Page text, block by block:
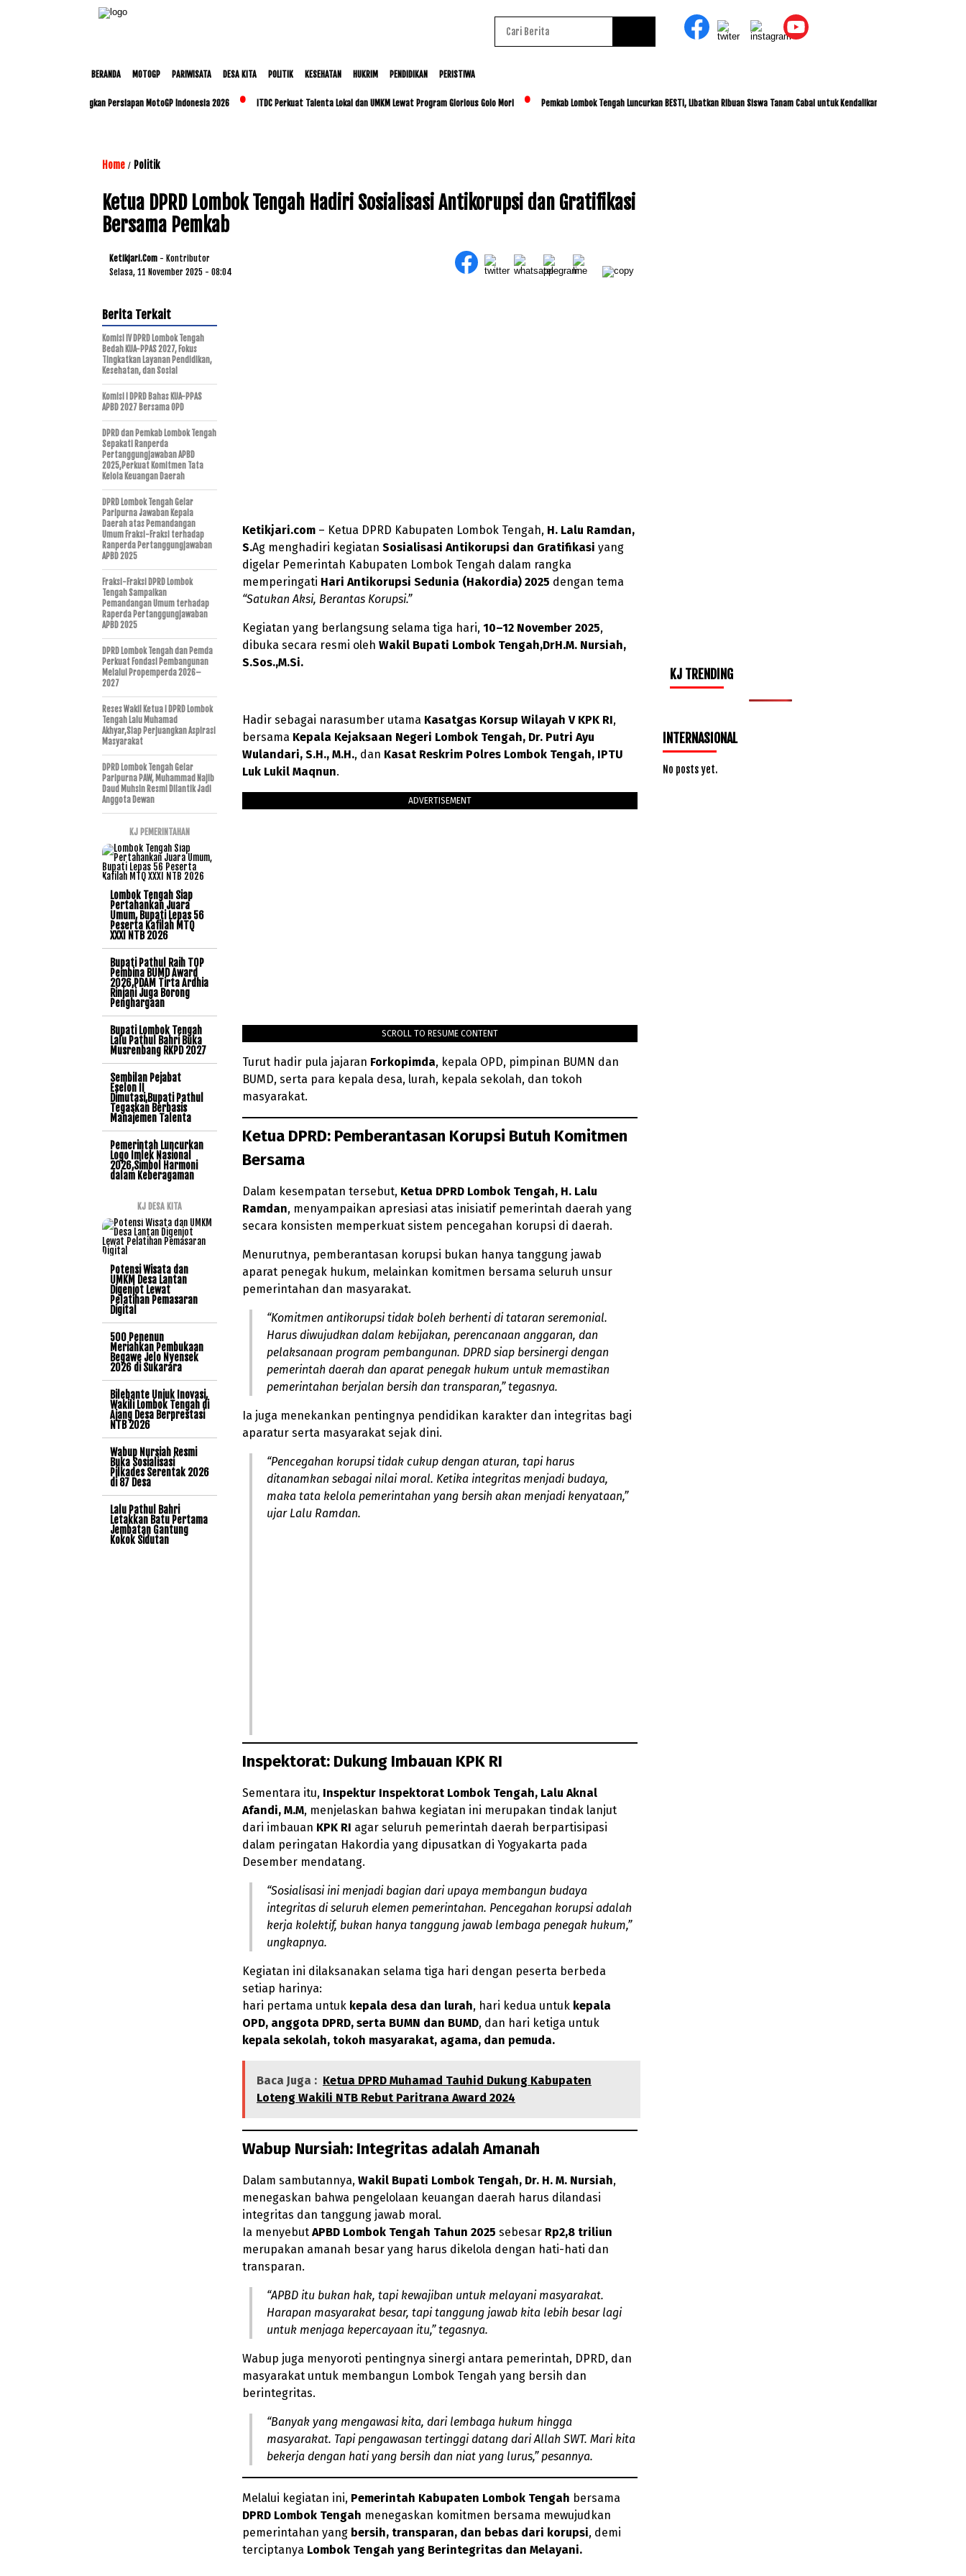
BERANDA MOTOGP PARIWISATA DESA KITA POLITIK KESEHATAN HUKRIM PENDIDIKAN PERISTIWA
NTB Matangkan Persiapan MotoGP Indonesia 2026 ITDC Perkuat Talenta Lokal dan UMKM Lewat Program Glorious Golo Mori Pemkab Lombok Tengah Luncurkan BESTI, Libatkan Ribuan Siswa Tanam Cabai untuk Kendalikan Inflasi
Home / Politik
Ketua DPRD Lombok Tengah Hadiri Sosialisasi Antikorupsi dan Gratifikasi
Bersama Pemkab
Ketikjari.com - Kontributor
Selasa, 11 November 2025 - 08:04
Ketikjari.com – Ketua DPRD Kabupaten Lombok Tengah, H. Lalu Ramdan,
S.Ag menghadiri kegiatan Sosialisasi Antikorupsi dan Gratifikasi yang
digelar Pemerintah Kabupaten Lombok Tengah dalam rangka
memperingati Hari Antikorupsi Sedunia (Hakordia) 2025 dengan tema
“Satukan Aksi, Berantas Korupsi.”
Kegiatan yang berlangsung selama tiga hari, 10–12 November 2025,
dibuka secara resmi oleh Wakil Bupati Lombok Tengah,DrH.M. Nursiah,
S.Sos.,M.Si.
Hadir sebagai narasumber utama Kasatgas Korsup Wilayah V KPK RI,
bersama Kepala Kejaksaan Negeri Lombok Tengah, Dr. Putri Ayu
Wulandari, S.H., M.H., dan Kasat Reskrim Polres Lombok Tengah, IPTU
Luk Lukil Maqnun.
ADVERTISEMENT
SCROLL TO RESUME CONTENT
Turut hadir pula jajaran Forkopimda, kepala OPD, pimpinan BUMN dan
BUMD, serta para kepala desa, lurah, kepala sekolah, dan tokoh
masyarakat.
Ketua DPRD: Pemberantasan Korupsi Butuh Komitmen
Bersama
Dalam kesempatan tersebut, Ketua DPRD Lombok Tengah, H. Lalu
Ramdan, menyampaikan apresiasi atas inisiatif pemerintah daerah yang
secara konsisten memperkuat sistem pencegahan korupsi di daerah.
Menurutnya, pemberantasan korupsi bukan hanya tanggung jawab
aparat penegak hukum, melainkan komitmen bersama seluruh unsur
pemerintahan dan masyarakat.
“Komitmen antikorupsi tidak boleh berhenti di tataran seremonial.
Harus diwujudkan dalam kebijakan, perencanaan anggaran, dan
pelaksanaan program pembangunan. DPRD siap bersinergi dengan
pemerintah daerah dan aparat penegak hukum untuk memastikan
pemerintahan berjalan bersih dan transparan,” tegasnya.
Ia juga menekankan pentingnya pendidikan karakter dan integritas bagi
aparatur serta masyarakat sejak dini.
“Pencegahan korupsi tidak cukup dengan aturan, tapi harus
ditanamkan sebagai nilai moral. Ketika integritas menjadi budaya,
maka tata kelola pemerintahan yang bersih akan menjadi kenyataan,”
ujar Lalu Ramdan.
Inspektorat: Dukung Imbauan KPK RI
Sementara itu, Inspektur Inspektorat Lombok Tengah, Lalu Aknal
Afandi, M.M, menjelaskan bahwa kegiatan ini merupakan tindak lanjut
dari imbauan KPK RI agar seluruh pemerintah daerah berpartisipasi
dalam peringatan Hakordia yang dipusatkan di Yogyakarta pada
Desember mendatang.
“Sosialisasi ini menjadi bagian dari upaya membangun budaya
integritas di seluruh elemen pemerintahan. Pencegahan korupsi adalah
kerja kolektif, bukan hanya tanggung jawab lembaga penegak hukum,”
ungkapnya.
Kegiatan ini dilaksanakan selama tiga hari dengan peserta berbeda
setiap harinya:
hari pertama untuk kepala desa dan lurah, hari kedua untuk kepala
OPD, anggota DPRD, serta BUMN dan BUMD, dan hari ketiga untuk
kepala sekolah, tokoh masyarakat, agama, dan pemuda.
Baca Juga : Ketua DPRD Muhamad Tauhid Dukung Kabupaten
Loteng Wakili NTB Rebut Paritrana Award 2024
Wabup Nursiah: Integritas adalah Amanah
Dalam sambutannya, Wakil Bupati Lombok Tengah, Dr. H. M. Nursiah,
menegaskan bahwa pengelolaan keuangan daerah harus dilandasi
integritas dan tanggung jawab moral.
Ia menyebut APBD Lombok Tengah Tahun 2025 sebesar Rp2,8 triliun
merupakan amanah besar yang harus dikelola dengan hati-hati dan
transparan.
“APBD itu bukan hak, tapi kewajiban untuk melayani masyarakat.
Harapan masyarakat besar, tapi tanggung jawab kita lebih besar lagi
untuk menjaga kepercayaan itu,” tegasnya.
Wabup juga menyoroti pentingnya sinergi antara pemerintah, DPRD, dan
masyarakat untuk membangun Lombok Tengah yang bersih dan
berintegritas.
“Banyak yang mengawasi kita, dari lembaga hukum hingga
masyarakat. Tapi pengawasan tertinggi datang dari Allah SWT. Mari kita
bekerja dengan hati yang bersih dan niat yang lurus,” pesannya.
Melalui kegiatan ini, Pemerintah Kabupaten Lombok Tengah bersama
DPRD Lombok Tengah menegaskan komitmen bersama mewujudkan
pemerintahan yang bersih, transparan, dan bebas dari korupsi, demi
terciptanya Lombok Tengah yang Berintegritas dan Melayani.
Berita Terkait
Komisi IV DPRD Lombok Tengah
Bedah KUA-PPAS 2027, Fokus
Tingkatkan Layanan Pendidikan,
Kesehatan, dan Sosial
Komisi I DPRD Bahas KUA-PPAS
APBD 2027 Bersama OPD
DPRD dan Pemkab Lombok Tengah
Sepakati Ranperda
Pertanggungjawaban APBD
2025,Perkuat Komitmen Tata
Kelola Keuangan Daerah
DPRD Lombok Tengah Gelar
Paripurna Jawaban Kepala
Daerah atas Pemandangan
Umum Fraksi-Fraksi terhadap
Ranperda Pertanggungjawaban
APBD 2025
Fraksi-Fraksi DPRD Lombok
Tengah Sampaikan
Pemandangan Umum terhadap
Raperda Pertanggungjawaban
APBD 2025
DPRD Lombok Tengah dan Pemda
Perkuat Fondasi Pembangunan
Melalui Propemperda 2026–
2027
Reses Wakil Ketua I DPRD Lombok
Tengah Lalu Muhamad
Akhyar,Siap Perjuangkan Aspirasi
Masyarakat
DPRD Lombok Tengah Gelar
Paripurna PAW, Muhammad Najib
Daud Muhsin Resmi Dilantik Jadi
Anggota Dewan
KJ PEMERINTAHAN
Lombok Tengah Siap
Pertahankan Juara
Umum, Bupati Lepas 56
Peserta Kafilah MTQ
XXXI NTB 2026
Bupati Pathul Raih TOP
Pembina BUMD Award
2026,PDAM Tirta Ardhia
Rinjani Juga Borong
Penghargaan
Bupati Lombok Tengah
Lalu Pathul Bahri Buka
Musrenbang RKPD 2027
Sembilan Pejabat
Eselon II
Dimutasi,Bupati Pathul
Tegaskan Berbasis
Manajemen Talenta
Pemerintah Luncurkan
Logo Imlek Nasional
2026,Simbol Harmoni
dalam Keberagaman
KJ DESA KITA
Potensi Wisata dan
UMKM Desa Lantan
Digenjot Lewat
Pelatihan Pemasaran
Digital
500 Penenun
Meriahkan Pembukaan
Begawe Jelo Nyensek
2026 di Sukarara
Bilebante Unjuk Inovasi,
Wakili Lombok Tengah di
Ajang Desa Berprestasi
NTB 2026
Wabup Nursiah Resmi
Buka Sosialisasi
Pilkades Serentak 2026
di 87 Desa
Lalu Pathul Bahri
Letakkan Batu Pertama
Jembatan Gantung
Kokok Sidutan
KJ TRENDING
INTERNASIONAL
No posts yet.